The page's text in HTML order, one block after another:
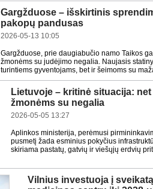
Gargžduose – išskirtinis
pakopų pandusas
2026-05-13 10:05
Gargžduose, prie daugiabučio namo Taikos
žmonėms su judėjimo negalia. Naujasis
turintiems gyventojams, bet ir šeimoms su
Lietuvoje – kritinė situacija:
žmonėms su negalia
2026-05-05 13:27
Aplinkos ministerija, perėmusi
pusmetį žada esminius pokyčius
skiriama pastatų, gatvių ir viešųjų erdvių
Vilnius investuoja į